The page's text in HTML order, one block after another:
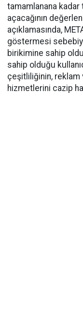
tamamlanana
açacağının
açıklamasında,
göstermesi
birikimine sahip
sahip olduğu
çeşitliliğinin, reklam
hizmetlerini cazip